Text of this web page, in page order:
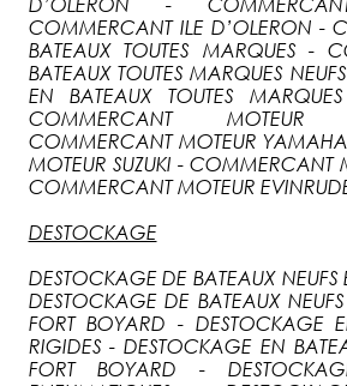
COMMERCANT ILE D’OLERON -
BATEAUX TOUTES MARQUES -
BATEAUX TOUTES MARQUES
EN BATEAUX TOUTES
COMMERCANT
COMMERCANT MOTEUR
MOTEUR SUZUKI - COMMERCANT
COMMERCANT MOTEUR
DESTOCKAGE
DESTOCKAGE DE BATEAUX
DESTOCKAGE DE BATEAUX
FORT BOYARD - DESTOCKAGE
RIGIDES - DESTOCKAGE EN
FORT BOYARD -